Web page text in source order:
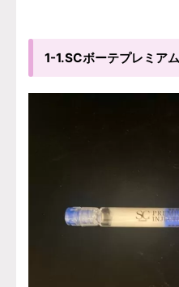
1-1.SCボーテプレミア